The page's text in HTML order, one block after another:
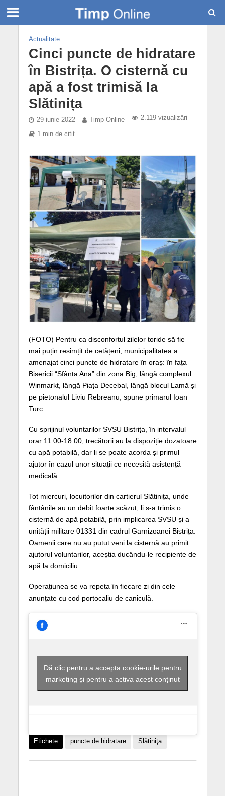
Actualitate
Cinci puncte de hidratare
în Bistrița. O cisternă cu
apă a fost trimisă la
Slătinița
29 iunie 2022 Timp Online 2.119 vizualizări
1 min de citit
(FOTO) Pentru ca disconfortul zilelor toride să fie
mai puțin resimțit de cetățeni, municipalitatea a
amenajat cinci puncte de hidratare în oraș: în fața
Bisericii “Sfânta Ana” din zona Big, lângă complexul
Winmarkt, lângă Piața Decebal, lângă blocul Lamă și
pe pietonalul Liviu Rebreanu, spune primarul Ioan
Turc.
Cu sprijinul voluntarilor SVSU Bistrița, în intervalul
orar 11.00-18.00, trecătorii au la dispoziție dozatoare
cu apă potabilă, dar li se poate acorda și primul
ajutor în cazul unor situații ce necesită asistență
medicală.
Tot miercuri, locuitorilor din cartierul Slătinița, unde
fântânile au un debit foarte scăzut, li s-a trimis o
cisternă de apă potabilă, prin implicarea SVSU și a
unității militare 01331 din cadrul Garnizoanei Bistrița.
Oamenii care nu au putut veni la cisternă au primit
ajutorul voluntarilor, aceștia ducându-le recipiente de
apă la domiciliu.
Operațiunea se va repeta în fiecare zi din cele
anunțate cu cod portocaliu de caniculă.
Dă clic pentru a accepta cookie-urile pentru
marketing și pentru a activa acest conținut
Etichete puncte de hidratare Slătiniţa